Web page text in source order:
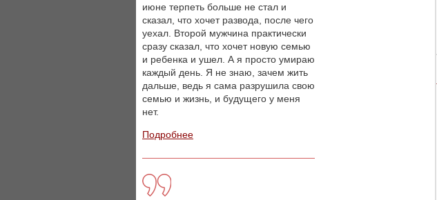
июне терпеть больше не стал и
сказал, что хочет развода, после чего
уехал. Второй мужчина практически
сразу сказал, что хочет новую семью
и ребенка и ушел. А я просто умираю
каждый день. Я не знаю, зачем жить
дальше, ведь я сама разрушила свою
семью и жизнь, и будущего у меня
нет.
Подробнее